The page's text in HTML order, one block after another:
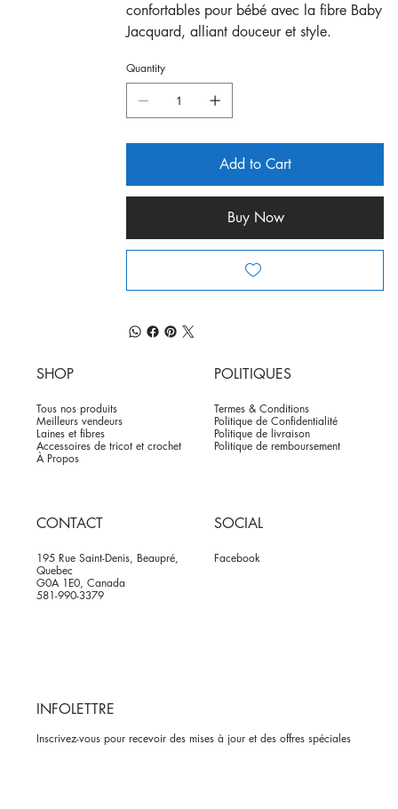
confortables pour bébé avec la fibre Baby
Jacquard, alliant douceur et style.
Quantity
Add to Cart
Buy Now
SHOP
Tous nos produits
Meilleurs vendeurs
Laines et fibres
Accessoires de tricot et crochet
À Propos
POLITIQUES
Termes & Conditions
Politique de Confidentialité
Politique de livraison
Politique de remboursement
CONTACT
195 Rue Saint-Denis, Beaupré,
Quebec
G0A 1E0, Canada
581-990-3379
SOCIAL
Facebook
INFOLETTRE
Inscrivez-vous pour recevoir des mises à jour et des offres spéciales